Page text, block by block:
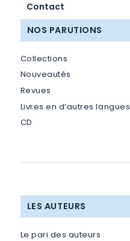
Contact
NOS PARUTIONS
Collections
Nouveautés
Revues
Livres en d’autres langues
CD
LES AUTEURS
Le pari des auteurs